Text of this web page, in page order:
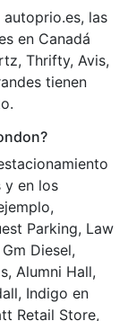
las
en Canadá
Thrifty, Avis,
tienen
y en los
Parking, Law
Diesel,
Alumni Hall,
Indigo en
Retail Store,